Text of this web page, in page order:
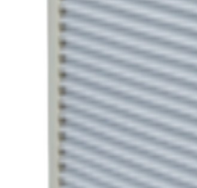
お問い合わせ →
セラミックリング
お問い合わせ →